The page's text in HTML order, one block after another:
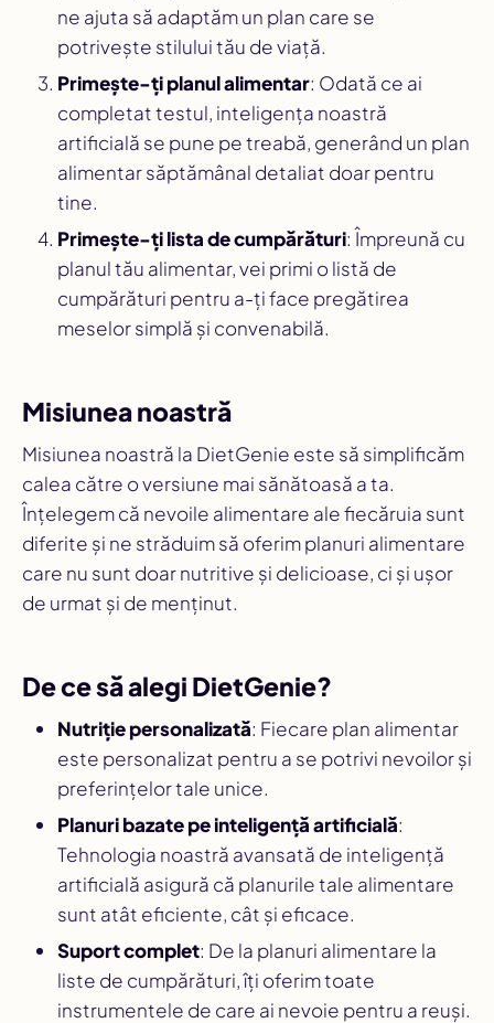
ne ajuta să adaptăm un plan care se
potrivește stilului tău de viață.
Primește-ți planul alimentar: Odată ce ai
completat testul, inteligența noastră
artificială se pune pe treabă, generând un plan
alimentar săptămânal detaliat doar pentru
tine.
Primește-ți lista de cumpărături: Împreună cu
planul tău alimentar, vei primi o listă de
cumpărături pentru a-ți face pregătirea
meselor simplă și convenabilă.
Misiunea noastră
Misiunea noastră la DietGenie este să simplificăm
calea către o versiune mai sănătoasă a ta.
Înțelegem că nevoile alimentare ale fiecăruia sunt
diferite și ne străduim să oferim planuri alimentare
care nu sunt doar nutritive și delicioase, ci și ușor
de urmat și de menținut.
De ce să alegi DietGenie?
Nutriție personalizată: Fiecare plan alimentar
este personalizat pentru a se potrivi nevoilor și
preferințelor tale unice.
Planuri bazate pe inteligență artificială:
Tehnologia noastră avansată de inteligență
artificială asigură că planurile tale alimentare
sunt atât eficiente, cât și eficace.
Suport complet: De la planuri alimentare la
liste de cumpărături, îți oferim toate
instrumentele de care ai nevoie pentru a reuși.